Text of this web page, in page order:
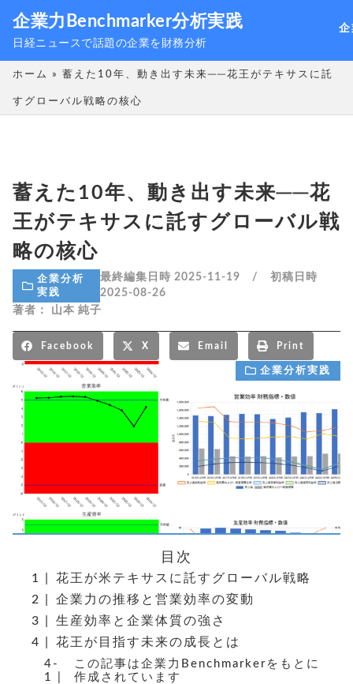
企業力Benchmarker分析実践
日経ニュースで話題の企業を財務分析
ホーム » 蓄えた10年、動き出す未来──花王がテキサスに託
すグローバル戦略の核心
蓄えた10年、動き出す未来──花
王がテキサスに託すグローバル戦
略の核心
企業分析
実践
最終編集日時 2025-11-19 / 初稿日時
2025-08-26
著者：
山本 純子
Facebook X Email Print
企業分析実践
目次
花王が米テキサスに託すグローバル戦略
企業力の推移と営業効率の変動
生産効率と企業体質の強さ
花王が目指す未来の成長とは
この記事は企業力Benchmarkerをもとに
作成されています